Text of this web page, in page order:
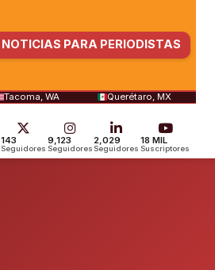
NOTICIAS PARA PERIODISTAS
Tacoma, WA Querétaro, MX
143
Seguidores
9,123
Seguidores
2,029
Seguidores
18 MIL
Suscriptores